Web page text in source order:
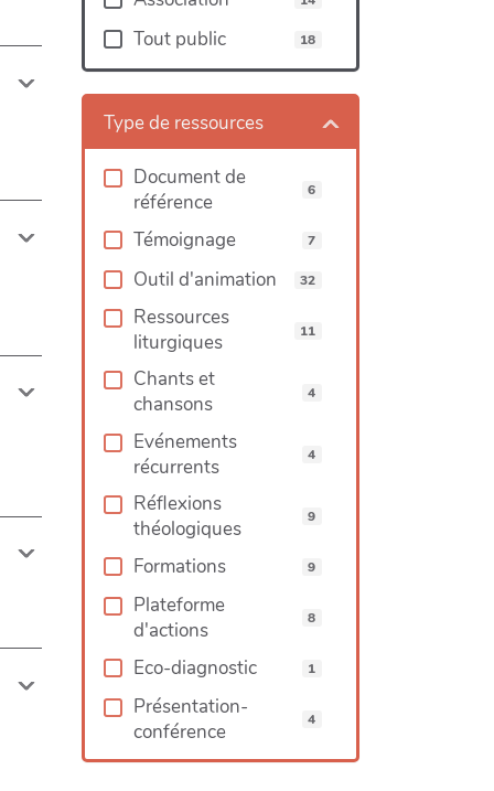
Tout public 18
Type de ressources
Document de
référence
6
Témoignage 7
Outil d'animation 32
Ressources
liturgiques
11
Chants et
chansons
4
Evénements
récurrents
4
Réflexions
théologiques
9
Formations 9
Plateforme
d'actions
8
Eco-diagnostic 1
Présentation-
conférence
4